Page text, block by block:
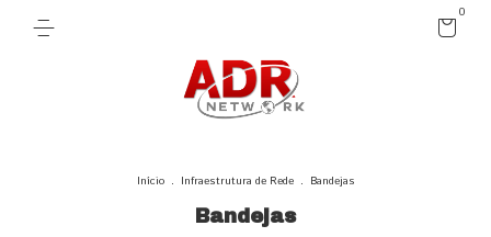
0
Início . Infraestrutura de Rede . Bandejas
Bandejas